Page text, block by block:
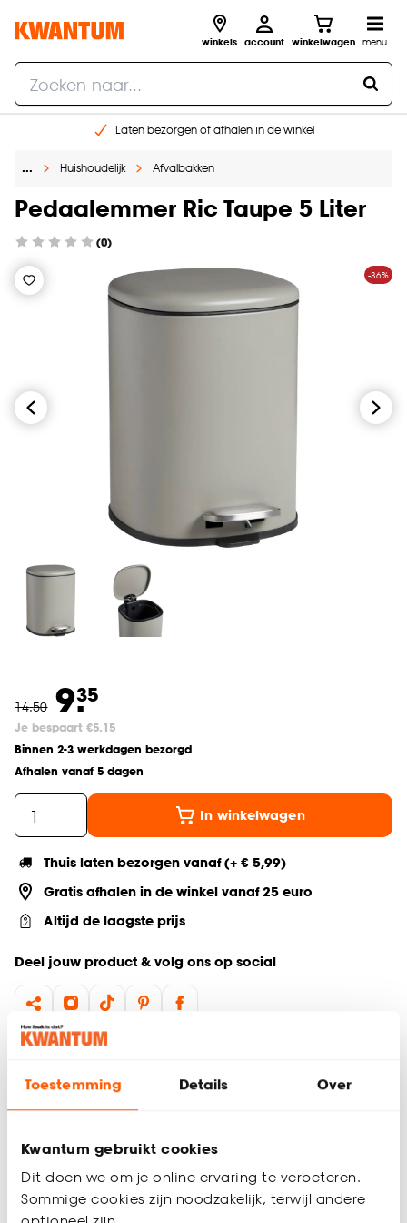
Toestemming Details Over
Kwantum gebruikt cookies
Dit doen we om je online ervaring te verbeteren.
Sommige cookies zijn noodzakelijk, terwijl andere
winkels account winkelwagen menu
Laten bezorgen of afhalen in de winkel
Gratis raam advies en inmeten aan huis
… Huishoudelijk Afvalbakken
Pedaalemmer Ric Taupe 5 Liter
(0)
-36%
14.50 9.35
Je bespaart €5.15
Binnen 2-3 werkdagen bezorgd
Afhalen vanaf 5 dagen
In winkelwagen
Thuis laten bezorgen vanaf (+ € 5,99)
Gratis afhalen in de winkel vanaf 25 euro
Altijd de laagste prijs
Deel jouw product & volg ons op social
Serie: Ric
kunststof
Sluitingsmechanisme: soft close
De Ric pedaalemmer van 5 liter is de ideale afvalbak voor
elke ruimte, vooral als pedaalemmer badkamer. Met een